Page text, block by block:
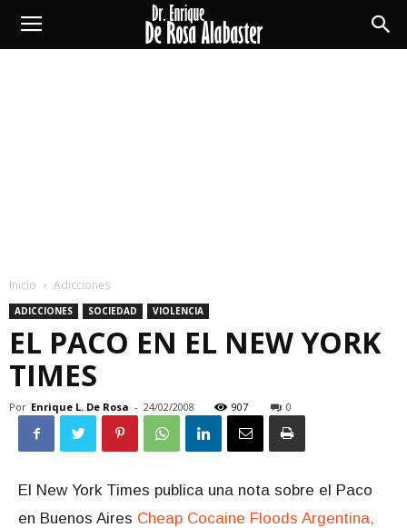
Enrique
Inicio Adicciones
ADICCIONES SOCIEDAD VIOLENCIA
EL PACO EN EL NEW YORK
TIMES
Por Enrique L. De Rosa - 24/02/2008 907 0
El New York Times publica una nota sobre el Paco
en Buenos Aires Cheap Cocaine Floods Argentina,